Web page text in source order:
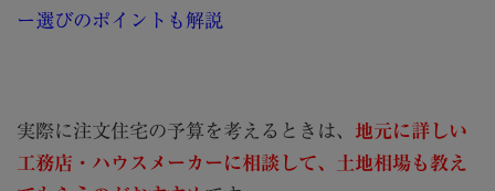
ー選びのポイントも解説
実際に注文住宅の予算を考えるときは、 地元に詳しい
工務店・ハウスメーカーに相談して、土地相場も教え